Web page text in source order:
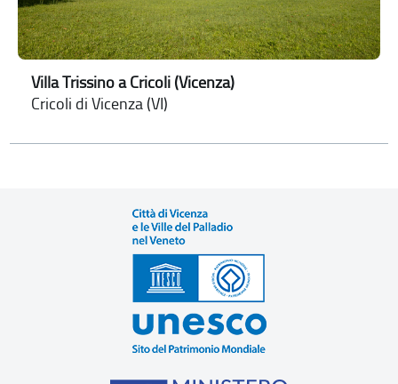
Villa Trissino a Cricoli (Vicenza)
Cricoli di Vicenza (VI)